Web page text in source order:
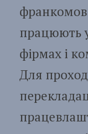
працюють
фірмах і
Для